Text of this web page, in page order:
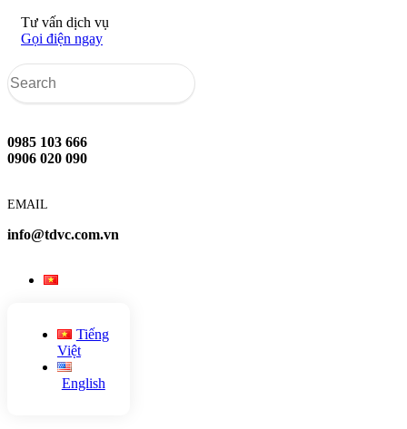
Tư vấn dịch vụ
Gọi điện ngay
0985 103 666
0906 020 090
EMAIL
info@tdvc.com.vn
Tiếng
Việt
English